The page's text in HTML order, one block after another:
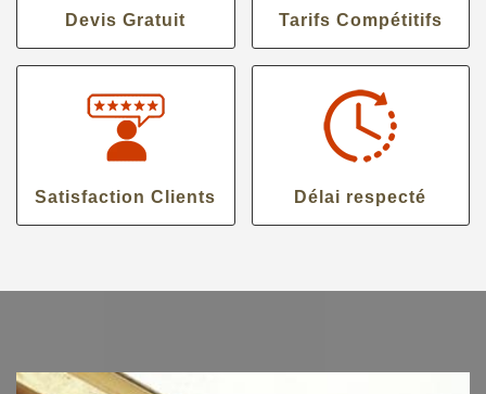
Devis Gratuit Tarifs Compétitifs
Satisfaction Clients Délai respecté